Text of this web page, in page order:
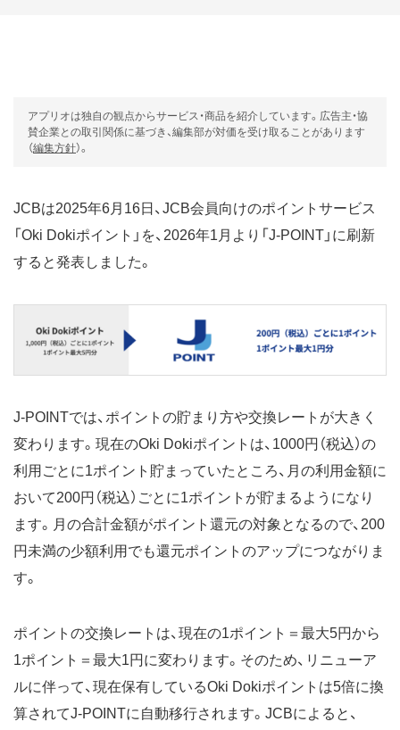
アプリオは独自の観点からサービス・商品を紹介しています。広告主・協
賛企業との取引関係に基づき、編集部が対価を受け取ることがあります
（編集方針）。
JCBは2025年6月16日、JCB会員向けのポイントサービス
「Oki Dokiポイント」を、2026年1月より「J-POINT」に刷新
すると発表しました。
J-POINTでは、ポイントの貯まり方や交換レートが大きく
変わります。現在のOki Dokiポイントは、1000円（税込）の
利用ごとに1ポイント貯まっていたところ、月の利用金額に
おいて200円（税込）ごとに1ポイントが貯まるようになり
ます。月の合計金額がポイント還元の対象となるので、200
円未満の少額利用でも還元ポイントのアップにつながりま
す。
ポイントの交換レートは、現在の1ポイント＝最大5円から
1ポイント＝最大1円に変わります。そのため、リニューア
ルに伴って、現在保有しているOki Dokiポイントは5倍に換
算されてJ-POINTに自動移行されます。JCBによると、